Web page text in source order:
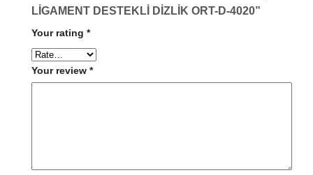
LİGAMENT DESTEKLİ DİZLİK ORT-D-4020”
Your rating *
Your review *